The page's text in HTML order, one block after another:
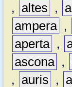
,
altes ,
ampera ,
aperta ,
ascona ,
,
auris ,